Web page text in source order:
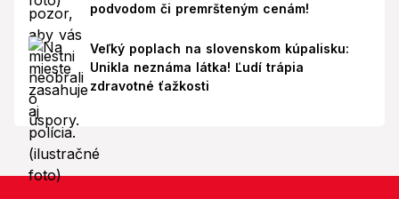
podvodom či premršteným cenám!
Veľký poplach na slovenskom kúpalisku:
Unikla neznáma látka! Ľudí trápia
zdravotné ťažkosti